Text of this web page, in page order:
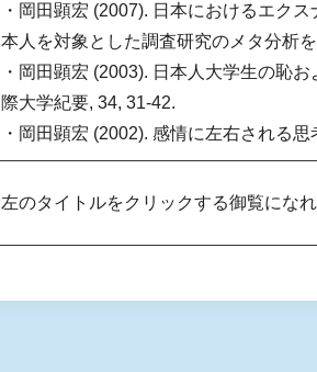
・岡田顕宏 (2007). 日本におけるエク
本人を対象とした調査研究のメタ分析
・岡田顕宏 (2003). 日本人大学生の恥
際大学紀要, 34, 31-42.
・岡田顕宏 (2002). 感情に左右される
左のタイトルをクリックする御覧になれ